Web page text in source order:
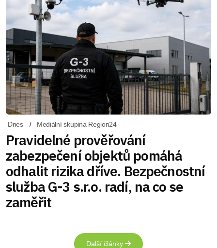
Dnes Mediální skupina Region24
Pravidelné prověřování
zabezpečení objektů pomáhá
odhalit rizika dříve. Bezpečnostní
služba G-3 s.r.o. radí, na co se
zaměřit
Další články